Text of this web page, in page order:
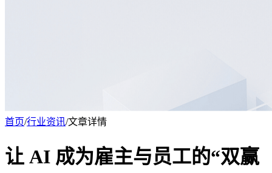
首页/行业资讯/文章详情
让 AI 成为雇主与员工的“双赢